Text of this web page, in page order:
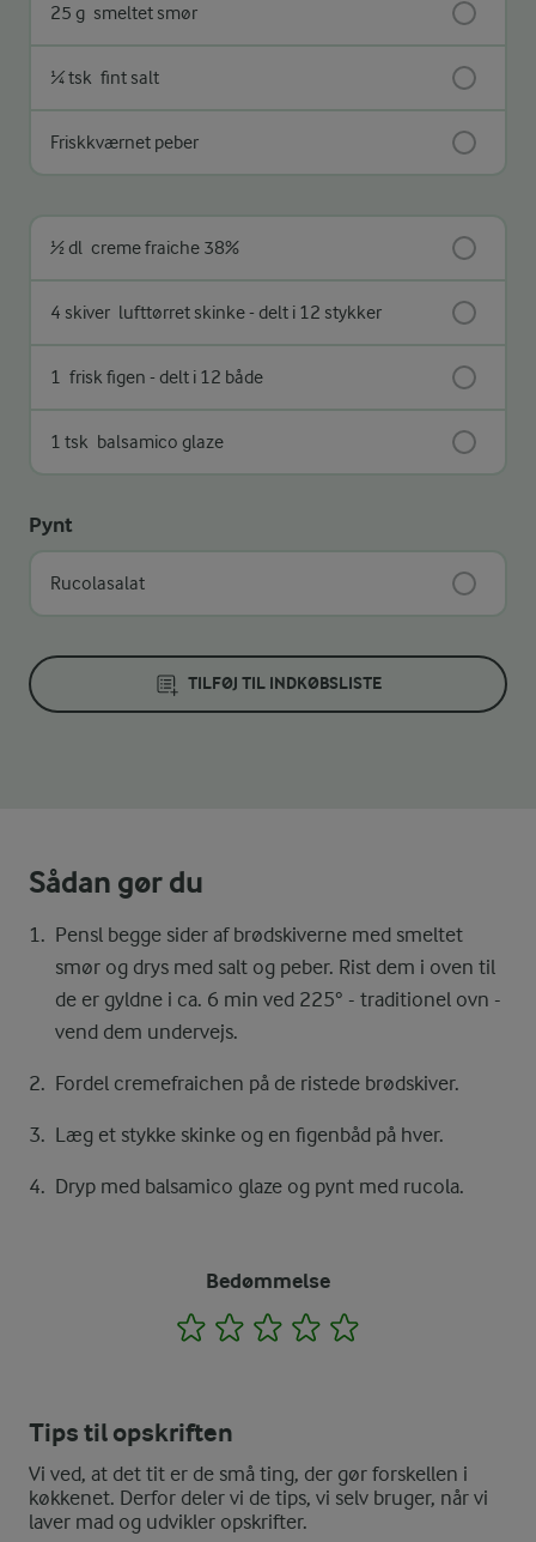
25 g smeltet smør
¼ tsk fint salt
Friskkværnet peber
½ dl creme fraiche 38%
4 skiver lufttørret skinke - delt i 12 stykker
1 frisk figen - delt i 12 både
1 tsk balsamico glaze
Pynt
Rucolasalat
TILFØJ TIL INDKØBSLISTE
Sådan gør du
Pensl begge sider af brødskiverne med smeltet
smør og drys med salt og peber. Rist dem i oven til
de er gyldne i ca. 6 min ved 225° - traditionel ovn -
vend dem undervejs.
Fordel cremefraichen på de ristede brødskiver.
Læg et stykke skinke og en figenbåd på hver.
Dryp med balsamico glaze og pynt med rucola.
Bedømmelse
1 2 3 4
Tips til opskriften
Vi ved, at det tit er de små ting, der gør forskellen i
køkkenet. Derfor deler vi de tips, vi selv bruger, når vi
laver mad og udvikler opskrifter.